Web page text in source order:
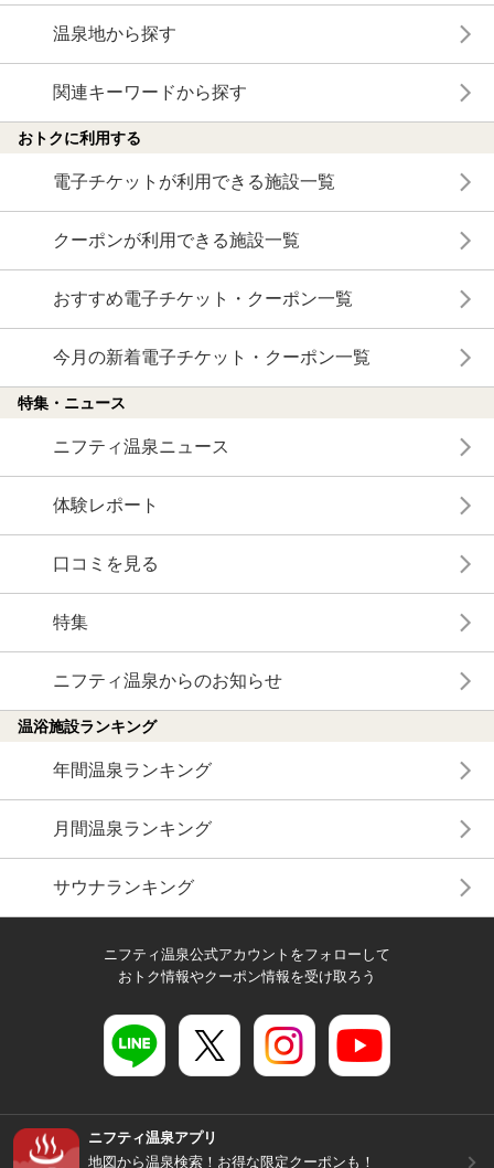
温泉地から探す
関連キーワードから探す
おトクに利用する
電子チケットが利用できる施設一覧
クーポンが利用できる施設一覧
おすすめ電子チケット・クーポン一覧
今月の新着電子チケット・クーポン一覧
特集・ニュース
ニフティ温泉ニュース
体験レポート
口コミを見る
特集
ニフティ温泉からのお知らせ
温浴施設ランキング
年間温泉ランキング
月間温泉ランキング
サウナランキング
ニフティ温泉公式アカウントをフォローして
おトク情報やクーポン情報を受け取ろう
ニフティ温泉アプリ
地図から温泉検索！お得な限定クーポンも！